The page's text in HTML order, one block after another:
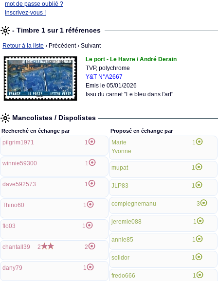
mot de passe oublié ?
inscrivez-vous !
- Timbre 1 sur 1 références
Retour à la liste › Précédent› Suivant
Le port - Le Havre / André Derain
TVP, polychrome
Y&T N°A2667
Emis le 05/01/2026
Issu du carnet "Le bleu dans l'art"
Mancolistes / Dispolistes
Recherché en échange par
pilgrim1971 1
winnie59300 1
dave592573 1
Thino60 1
flo03 1
chantall39 2 2
dany79 1
Proposé en échange par
Marie
Yvonne
1
mupat 1
JLP83 1
compiegnemanu 3
jeremie088 1
annie85 1
solidor 1
fredo666 1